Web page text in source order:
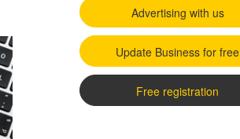
Advertising with us
Update Business for free
Free registration